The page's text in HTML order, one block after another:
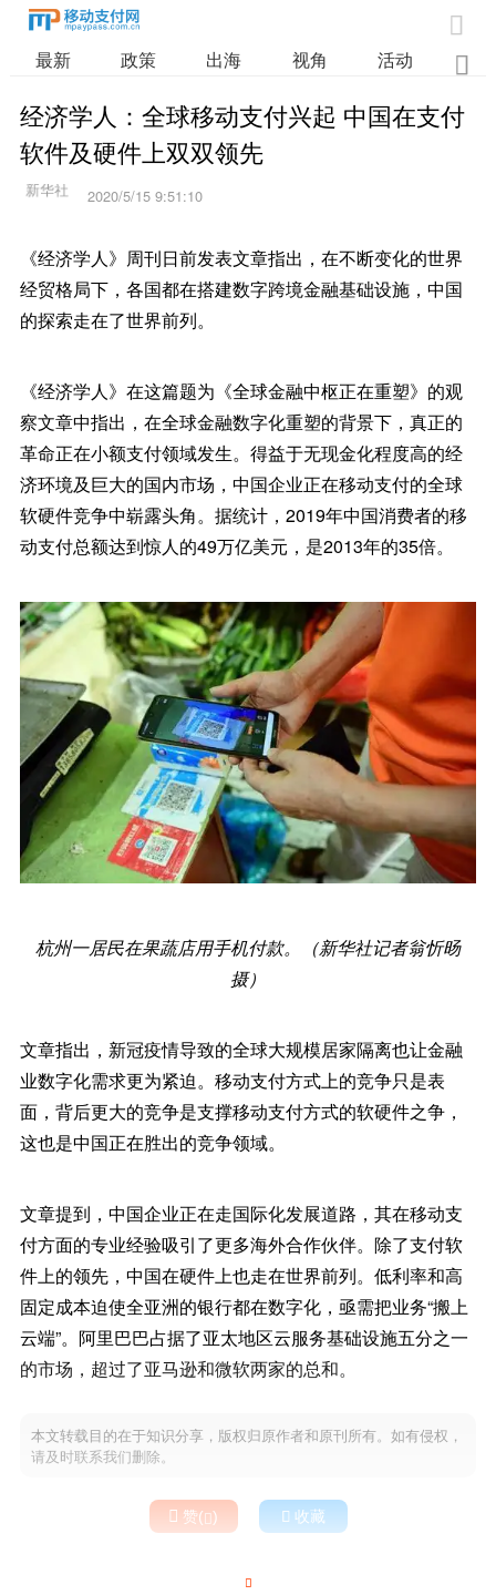

最新 政策 出海 视角 活动 业

经济学人：全球移动支付兴起 中国在支付
软件及硬件上双双领先
2020/5/15 9:51:10
《经济学人》周刊日前发表文章指出，在不断变化的世界
经贸格局下，各国都在搭建数字跨境金融基础设施，中国
的探索走在了世界前列。
《经济学人》在这篇题为《全球金融中枢正在重塑》的观
察文章中指出，在全球金融数字化重塑的背景下，真正的
革命正在小额支付领域发生。得益于无现金化程度高的经
济环境及巨大的国内市场，中国企业正在移动支付的全球
软硬件竞争中崭露头角。据统计，2019年中国消费者的移
动支付总额达到惊人的49万亿美元，是2013年的35倍。
杭州一居民在果蔬店用手机付款。（新华社记者翁忻旸
摄）
文章指出，新冠疫情导致的全球大规模居家隔离也让金融
业数字化需求更为紧迫。移动支付方式上的竞争只是表
面，背后更大的竞争是支撑移动支付方式的软硬件之争，
这也是中国正在胜出的竞争领域。
文章提到，中国企业正在走国际化发展道路，其在移动支
付方面的专业经验吸引了更多海外合作伙伴。除了支付软
件上的领先，中国在硬件上也走在世界前列。低利率和高
固定成本迫使全亚洲的银行都在数字化，亟需把业务“搬上
云端”。阿里巴巴占据了亚太地区云服务基础设施五分之一
的市场，超过了亚马逊和微软两家的总和。
本文转载目的在于知识分享，版权归原作者和原刊所有。如有侵权，
请及时联系我们删除。
 赞()  收藏
